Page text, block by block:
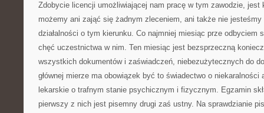
Zdobycie licencji umożliwiającej nam pracę w tym zawodzie, jest
możemy ani zająć się żadnym zleceniem, ani także nie jesteśmy
działalności o tym kierunku. Co najmniej miesiąc prze odbyciem
chęć uczestnictwa w nim. Ten miesiąc jest bezsprzeczną
wszystkich dokumentów i zaświadczeń, niebezużytecznych do
głównej mierze ma obowiązek być to świadectwo o niekaralności
lekarskie o trafnym stanie psychicznym i fizycznym. Egzamin
pierwszy z nich jest pisemny drugi zaś ustny. Na sprawdzianie